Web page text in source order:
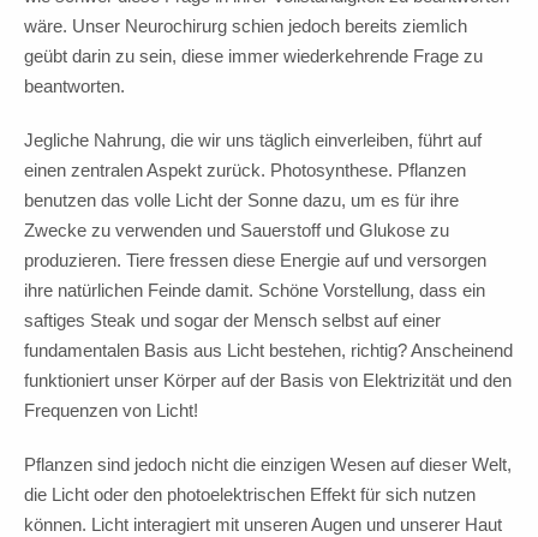
wäre. Unser Neurochirurg schien jedoch bereits ziemlich
geübt darin zu sein, diese immer wiederkehrende Frage zu
beantworten.
Jegliche Nahrung, die wir uns täglich einverleiben, führt auf
einen zentralen Aspekt zurück. Photosynthese. Pflanzen
benutzen das volle Licht der Sonne dazu, um es für ihre
Zwecke zu verwenden und Sauerstoff und Glukose zu
produzieren. Tiere fressen diese Energie auf und versorgen
ihre natürlichen Feinde damit. Schöne Vorstellung, dass ein
saftiges Steak und sogar der Mensch selbst auf einer
fundamentalen Basis aus Licht bestehen, richtig? Anscheinend
funktioniert unser Körper auf der Basis von Elektrizität und den
Frequenzen von Licht!
Pflanzen sind jedoch nicht die einzigen Wesen auf dieser Welt,
die Licht oder den photoelektrischen Effekt für sich nutzen
können. Licht interagiert mit unseren Augen und unserer Haut